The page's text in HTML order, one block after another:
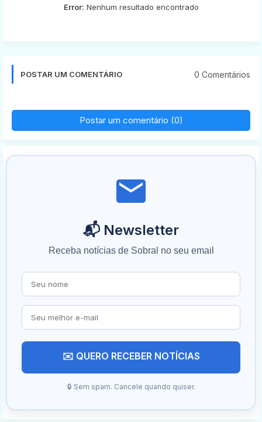
Error: Nenhum resultado encontrado
POSTAR UM COMENTÁRIO 0 Comentários
Postar um comentário (0)
📬 Newsletter
Receba notícias de Sobral no seu email
✉️ QUERO RECEBER NOTÍCIAS
🔒 Sem spam. Cancele quando quiser.